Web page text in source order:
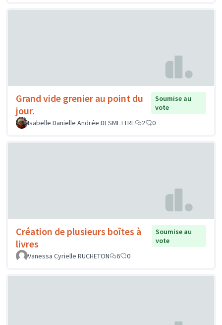
Grand vide grenier au point du
jour.
Soumise au
vote
Isabelle Danielle Andrée DESMETTRE
2 0
Création de plusieurs boîtes à
livres
Soumise au
vote
Vanessa Cyrielle RUCHETON
6 0